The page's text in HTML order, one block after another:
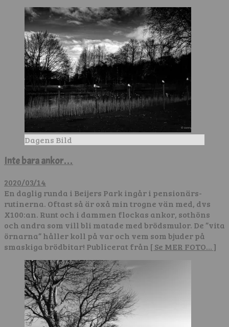
Dagens Bild
Inte bara ankor…
2020/03/14
En daglig runda i Beijers Park ingår i pensionärs-
rutinerna. Oftast så är oxå min trogne vän med, dvs
X100:an. Runt och i dammen flockas ankor, sothöns
och andra som vill bli matade med brödsmulor. De ”vita
örnarna” håller koll på var och vem som bjuder på
smaskiga brödbitar! Publicerat från [ Se MER FOTO… ]